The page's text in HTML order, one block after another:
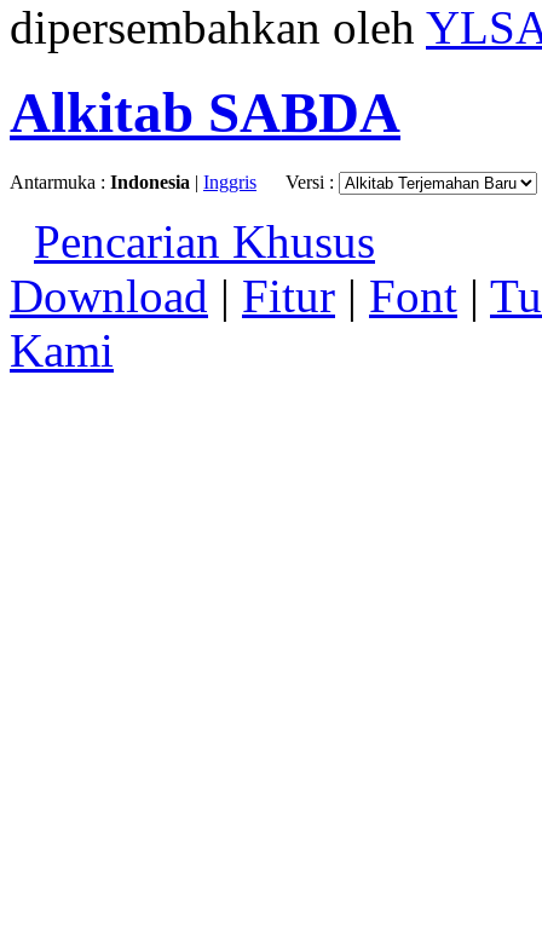
dipersembahkan oleh
Alkitab SABDA
Antarmuka : Indonesia | Inggris Versi :
Pencarian Khusus
Download | Fitur | Font |
Kami